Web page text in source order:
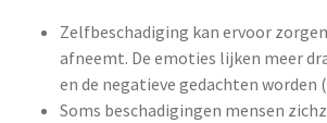
Zelfbeschadiging kan ervoor
afneemt. De emoties lijken meer
en de negatieve gedachten
Soms beschadigingen mensen